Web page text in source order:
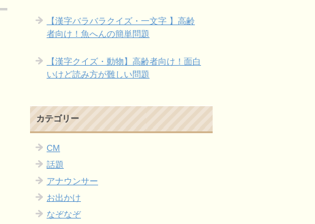
【漢字バラバラクイズ・一文字 】高齢
者向け！魚へんの簡単問題
【漢字クイズ・動物】高齢者向け！面白
いけど読み方が難しい問題
カテゴリー
CM
話題
アナウンサー
お出かけ
なぞなぞ